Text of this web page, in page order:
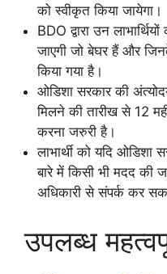
को स्वीकृत किया जायेगा।
BDO द्वारा उन
जाएगी जो बेघर हैं और
किया गया है।
ओडिशा सरकार की
मिलने की तारीख से 12
करना जरुरी है।
लाभार्थी को यदि ओडिशा
बारे में किसी भी मदद की
अधिकारी से संपर्क कर
उपलब्ध